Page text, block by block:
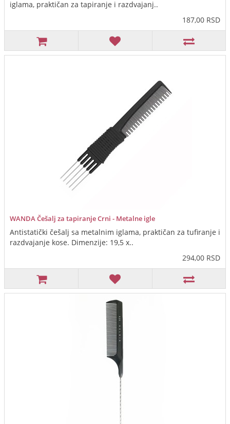
iglama, praktičan za tapiranje i razdvajanj..
187,00 RSD
WANDA Češalj za tapiranje Crni - Metalne igle
Antistatički češalj sa metalnim iglama, praktičan za tufiranje i
razdvajanje kose. Dimenzije: 19,5 x..
294,00 RSD